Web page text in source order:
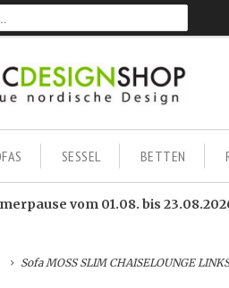
SESSEL BETTEN
vom 01.08. bis
Sofa MOSS SLIM CHAISELOUNGE LINKS